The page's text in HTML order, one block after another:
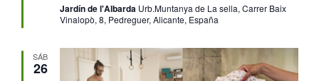
Jardín de l'Albarda Urb.Muntanya de La sella, Carrer Baix
Vinalopò, 8, Pedreguer, Alicante, España
SÁB
26